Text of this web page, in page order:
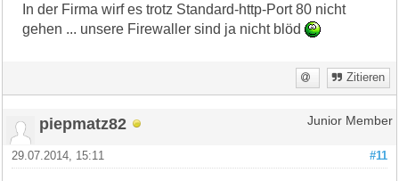
In der Firma wirf es trotz Standard-http-Port 80 nicht
gehen ... unsere Firewaller sind ja nicht blöd
Zitieren
piepmatz82 Junior Member
#11
29.07.2014, 15:11